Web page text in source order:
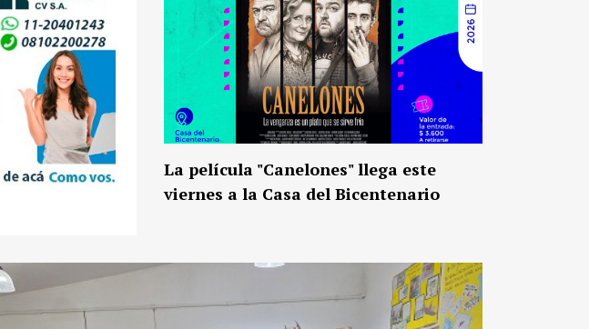
La película "Canelones" llega este
viernes a la Casa del Bicentenario